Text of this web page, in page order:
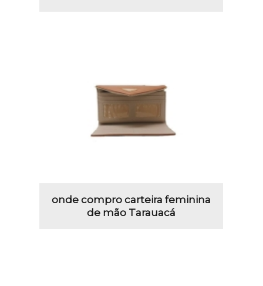
onde compro carteira feminina
de mão Tarauacá